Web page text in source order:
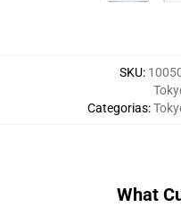
SKU:
Categorias:
What